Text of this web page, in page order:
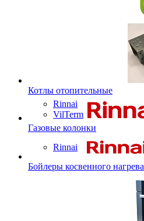
Котлы отопительные
Rinnai
VilTerm
Газовые колонки
Rinnai
Бойлеры косвенного нагрева